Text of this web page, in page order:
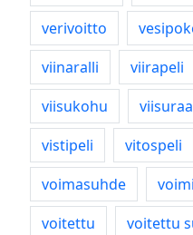
verivoitto
viinaralli
viirapeli
viisukohu
vistipeli
vitospeli
voimasuhde
voitettu
voitettu